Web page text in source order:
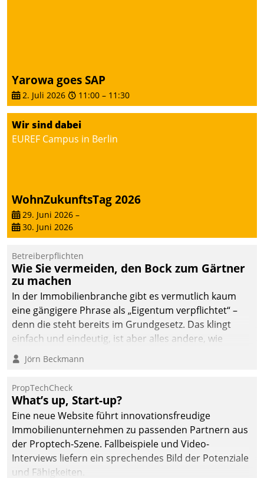
zielgerichtete
Mieterbefragungen – eine
starke Grundlage für
intelligente,
datengestützte
Entscheidungen.
Yarowa goes SAP
2. Juli 2026 11:00 – 11:30
Wir sind dabei
EUREF Campus in Berlin
WohnZukunftsTag 2026
29. Juni 2026 –
30. Juni 2026
Betreiberpflichten
Wie Sie vermeiden, den Bock zum Gärtner
zu machen
In der Immobilienbranche gibt es vermutlich kaum
eine gängigere Phrase als „Eigentum verpflichtet“ –
denn die steht bereits im Grundgesetz. Das klingt
einfach und eindeutig, ist aber alles andere, wie
Branchenbeschäftigte wissen. Denn mit der
Verantwortung folgen Verpflichtungen.
Jörn Beckmann
PropTechCheck
What’s up, Start-up?
Eine neue Website führt innovationsfreudige
Immobilienunternehmen zu passenden Partnern aus
der Proptech-Szene. Fallbeispiele und Video-
Interviews liefern ein sprechendes Bild der Potenziale
und Fähigkeiten.